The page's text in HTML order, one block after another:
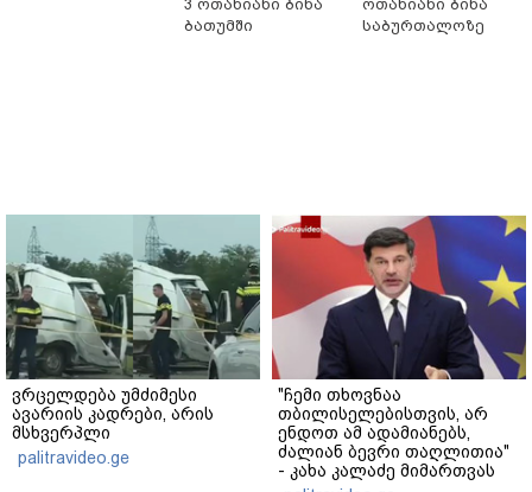
3 ოთახიანი ბინა
ბათუმში
ოთახიანი ბინა
საბურთალოზე
ვრცელდება უმძიმესი
ავარიის კადრები, არის
მსხვერპლი
palitravideo.ge
"ჩემი თხოვნაა
თბილისელებისთვის, არ
ენდოთ ამ ადამიანებს,
ძალიან ბევრი თაღლითია"
- კახა კალაძე მიმართვას